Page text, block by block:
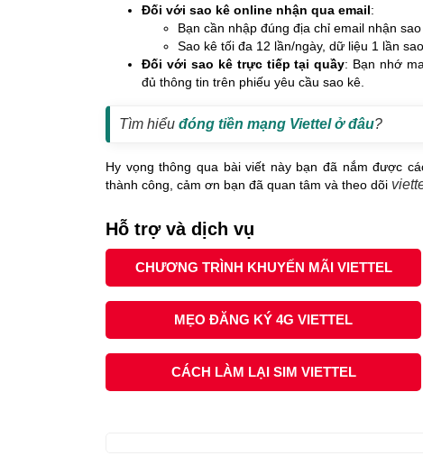
Đối với sao kê online nhận qua email:
Bạn cần nhập đúng địa chỉ email nhận sao
Sao kê tối đa 12 lần/ngày, dữ liệu 1 lần
Đối với sao kê trực tiếp tại quầy: Bạn nhớ
đủ thông tin trên phiếu yêu cầu sao kê.
Tìm hiểu đóng tiền mạng Viettel ở đâu?
Hy vọng thông qua bài viết này bạn đã nắm được
thành công, cảm ơn bạn đã quan tâm và theo dõi
Hỗ trợ và dịch vụ
CHƯƠNG TRÌNH KHUYẾN MÃI VIETTEL
MẸO ĐĂNG KÝ 4G VIETTEL
CÁCH LÀM LẠI SIM VIETTEL